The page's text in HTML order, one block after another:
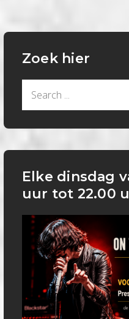
Zoek hier
Elke dinsdag
uur tot 22.00